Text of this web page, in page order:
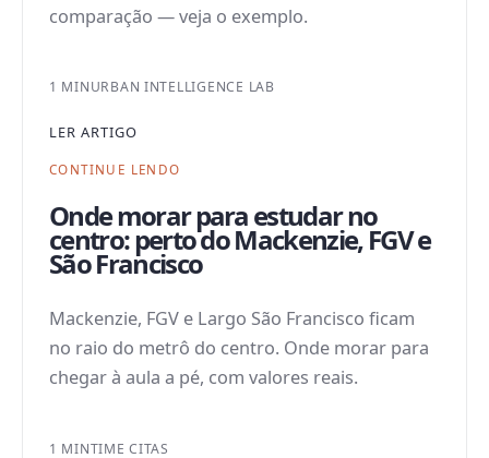
comparação — veja o exemplo.
1 MINURBAN INTELLIGENCE LAB
LER ARTIGO
CONTINUE LENDO
Onde morar para estudar no
centro: perto do Mackenzie, FGV e
São Francisco
Mackenzie, FGV e Largo São Francisco ficam
no raio do metrô do centro. Onde morar para
chegar à aula a pé, com valores reais.
1 MINTIME CITAS